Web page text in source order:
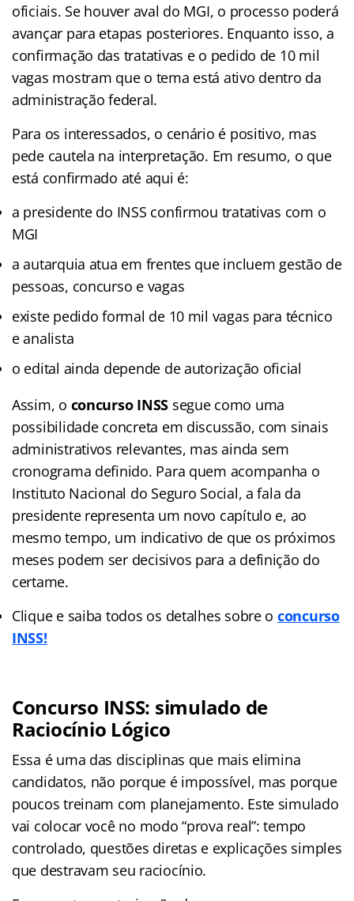
oficiais. Se houver aval do MGI, o processo poderá
avançar para etapas posteriores. Enquanto isso, a
confirmação das tratativas e o pedido de 10 mil
vagas mostram que o tema está ativo dentro da
administração federal.
Para os interessados, o cenário é positivo, mas
pede cautela na interpretação. Em resumo, o que
está confirmado até aqui é:
a presidente do INSS confirmou tratativas com o
MGI
a autarquia atua em frentes que incluem gestão de
pessoas, concurso e vagas
existe pedido formal de 10 mil vagas para técnico
e analista
o edital ainda depende de autorização oficial
Assim, o concurso INSS segue como uma
possibilidade concreta em discussão, com sinais
administrativos relevantes, mas ainda sem
cronograma definido. Para quem acompanha o
Instituto Nacional do Seguro Social, a fala da
presidente representa um novo capítulo e, ao
mesmo tempo, um indicativo de que os próximos
meses podem ser decisivos para a definição do
certame.
Clique e saiba todos os detalhes sobre o concurso
INSS!
Concurso INSS: simulado de
Raciocínio Lógico
Essa é uma das disciplinas que mais elimina
candidatos, não porque é impossível, mas porque
poucos treinam com planejamento. Este simulado
vai colocar você no modo “prova real”: tempo
controlado, questões diretas e explicações simples
que destravam seu raciocínio.